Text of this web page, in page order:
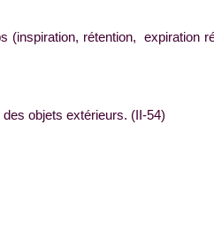
rétention, expiration
objets extérieurs. (II-54)